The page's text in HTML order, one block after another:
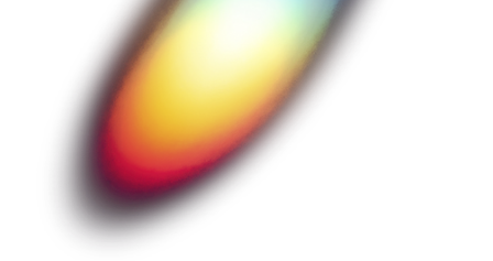
TOPICS
ONLINE SHOP